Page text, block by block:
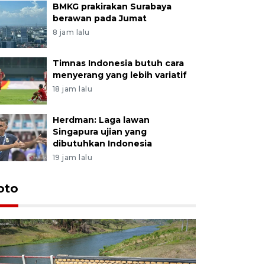
BMKG prakirakan Surabaya
berawan pada Jumat
8 jam lalu
Timnas Indonesia butuh cara
menyerang yang lebih variatif
18 jam lalu
Herdman: Laga lawan
Singapura ujian yang
dibutuhkan Indonesia
19 jam lalu